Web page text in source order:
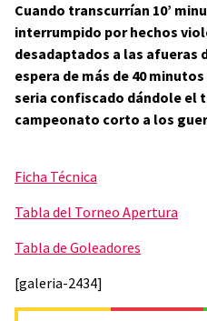
Cuando transcurrían 10’
interrumpido por hechos
desadaptados a las afueras
espera de más de 40
seria confiscado dándole el
campeonato corto a los
Ficha Técnica
Tabla del Torneo Apertura
Tabla de Goleadores
[galeria-2434]